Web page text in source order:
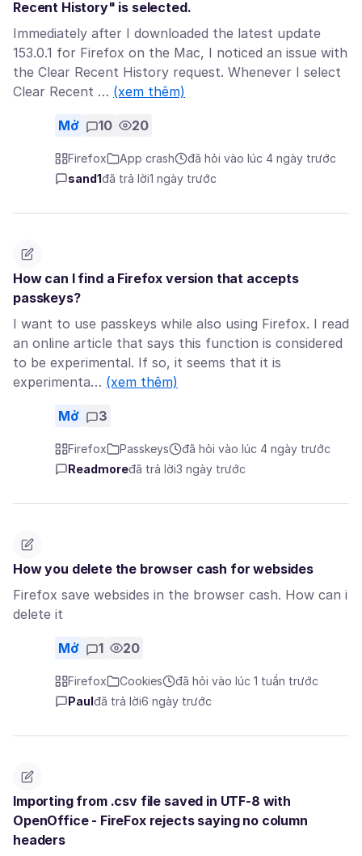
Recent History" is selected.
Immediately after I downloaded the latest update
153.0.1 for Firefox on the Mac, I noticed an issue with
the Clear Recent History request. Whenever I select
Clear Recent … (xem thêm)
Mở 10 20
Firefox App crash
đã hỏi vào lúc 4 ngày trước
sand1đã trả lời1 ngày trước
How can I find a Firefox version that accepts
passkeys?
I want to use passkeys while also using Firefox. I read
an online article that says this function is considered
to be experimental. If so, it seems that it is
experimenta… (xem thêm)
Mở 3
Firefox Passkeys
đã hỏi vào lúc 4 ngày trước
Readmoređã trả lời3 ngày trước
How you delete the browser cash for websides
Firefox save websides in the browser cash. How can i
delete it
Mở 1 20
Firefox Cookies
đã hỏi vào lúc 1 tuần trước
Paul đã trả lời6 ngày trước
Importing from .csv file saved in UTF-8 with
OpenOffice - FireFox rejects saying no column
headers